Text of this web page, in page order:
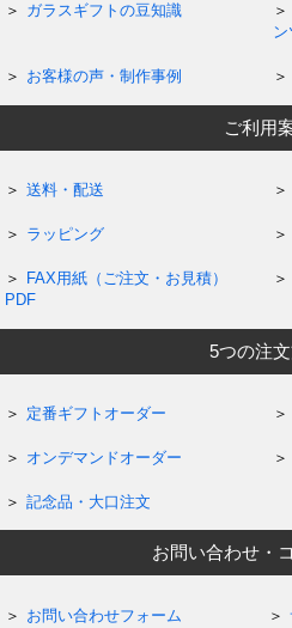
ガラスギフトの豆知識
ン
お客様の声・制作事例
ご利用
送料・配送
ラッピング
FAX用紙（ご注文・お見積）
PDF
5つの注
定番ギフトオーダー
オンデマンドオーダー
記念品・大口注文
お問い合わせ・
お問い合わせフォーム